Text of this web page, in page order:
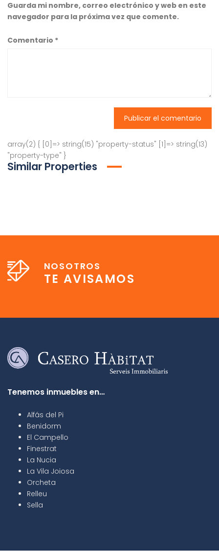
Guarda mi nombre, correo electrónico y web en este
navegador para la próxima vez que comente.
Comentario *
array(2) { [0]=> string(15) "property-status" [1]=> string(13)
"property-type" }
Similar Properties
NOSOTROS
TE AVISAMOS
Tenemos inmuebles en…
Alfás del Pi
Benidorm
El Campello
Finestrat
La Nucia
La Vila Joiosa
Orcheta
Relleu
Sella